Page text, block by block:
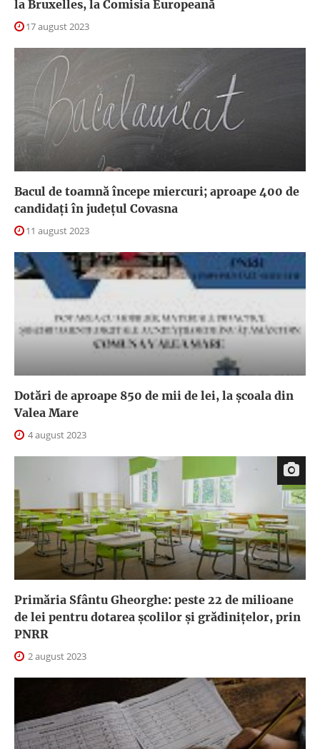
la Bruxelles, la Comisia Europeană
17 august 2023
Bacul de toamnă începe miercuri; aproape 400 de
candidați în județul Covasna
11 august 2023
Dotări de aproape 850 de mii de lei, la școala din
Valea Mare
4 august 2023
Primăria Sfântu Gheorghe: peste 22 de milioane
de lei pentru dotarea școlilor și grădinițelor, prin
PNRR
2 august 2023